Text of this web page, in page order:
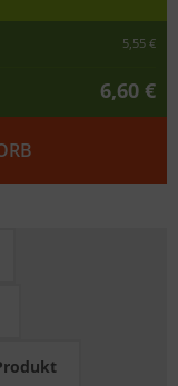
5,55 €
6,60 €